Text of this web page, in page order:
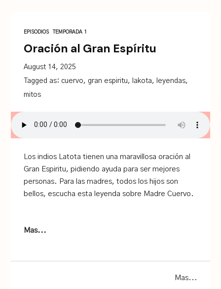
EPISODIOS TEMPORADA 1
Oración al Gran Espíritu
August 14, 2025
Tagged as: cuervo, gran espiritu, lakota, leyendas,
mitos
Los indios Latota tienen una maravillosa oración al
Gran Espiritu, pidiendo ayuda para ser mejores
personas. Para las madres, todos los hijos son
bellos, escucha esta leyenda sobre Madre Cuervo.
Mas...
Mas...